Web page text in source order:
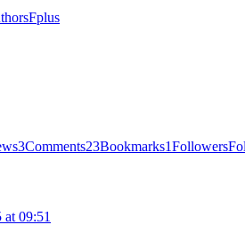
3Comments23Bookmarks1Followers
at 09:51